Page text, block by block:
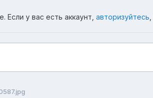
у вас есть аккаунт, авторизуйтесь